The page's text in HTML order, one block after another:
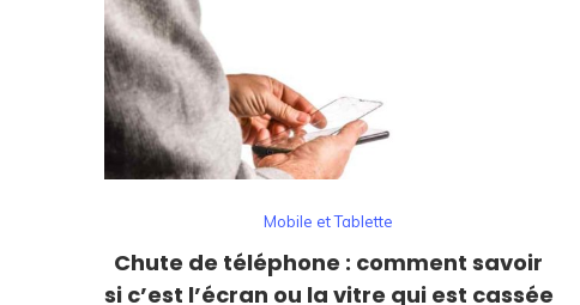
Mobile et Tablette
Chute de téléphone : comment savoir
si c’est l’écran ou la vitre qui est cassée